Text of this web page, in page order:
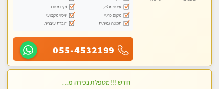
עיסוי מרגיע
נקי ומסודר
מקום פרטי
עיסוי מקצועי
תמונה אמיתית
דוברת עיברית
055-4532199
חדש !!! מטפלת בכירה מקום פרטי באווירה ביתית וחמימה.